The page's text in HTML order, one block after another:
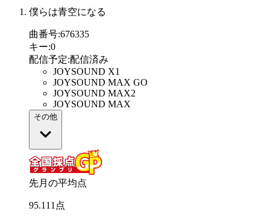
僕らは青空になる
曲番号:676335
キー:0
配信予定:配信済み
JOYSOUND X1
JOYSOUND MAX GO
JOYSOUND MAX2
JOYSOUND MAX
その他
先月の平均点
95.111 点